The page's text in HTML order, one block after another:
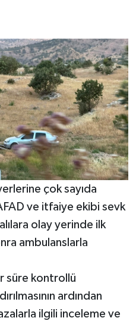
çok sayıda
ve itfaiye ekibi sevk
olay yerinde ilk
ambulanslarla
süre kontrollü
ardından
ilgili inceleme ve